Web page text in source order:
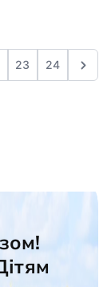
інші міста
всіх на
23 24